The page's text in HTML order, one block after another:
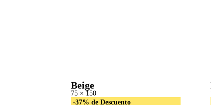
Beige
75 × 150
-37% de Descuento